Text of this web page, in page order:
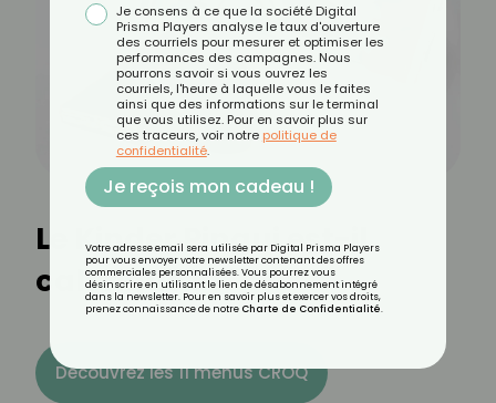
Le Kinder Pingui est-il
calorique ?
Découvrez les 11 menus CROQ
Je consens à ce que la société Digital
Prisma Players analyse le taux d'ouverture
des courriels pour mesurer et optimiser les
performances des campagnes. Nous
pourrons savoir si vous ouvrez les
courriels, l'heure à laquelle vous le faites
ainsi que des informations sur le terminal
que vous utilisez. Pour en savoir plus sur
ces traceurs, voir notre politique de
confidentialité.
Je reçois mon cadeau !
Votre adresse email sera utilisée par Digital Prisma Players
pour vous envoyer votre newsletter contenant des offres
commerciales personnalisées. Vous pourrez vous
désinscrire en utilisant le lien de désabonnement intégré
dans la newsletter. Pour en savoir plus et exercer vos droits,
prenez connaissance de notre Charte de Confidentialité.